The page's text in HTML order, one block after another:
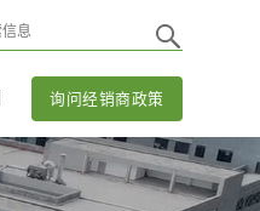
询问经销商政策